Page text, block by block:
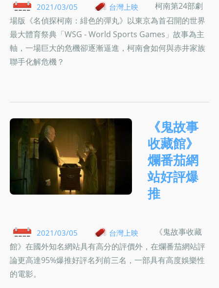
2021/03/05 台灣上映
柯南第24部劇
場版《名偵探柯南：緋色的彈丸》以東京為首召開的世界
最大體育祭典「WSG - World Sports Games」故事為主
軸，一場巨大的危機卻逐漸逼進，柯南會如何與赤井家族
聯手化解危機？
《鬼故事
收藏館》
爛番茄網
站好評爆
推
2021/03/05 台灣上映
《鬼故事收藏
館》在國外知名網站具有高分的評價外，在爛番茄網站評
論更高達95%爆推好評名列前三名，一部具有高度娛樂性
的電影。